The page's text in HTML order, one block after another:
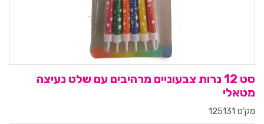
סט 12 נרות צבעוניים מרהיבים עם שלט נעיצה
מטאלי
מק'ט 125131